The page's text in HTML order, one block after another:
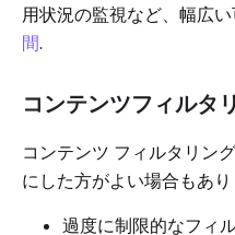
用状況の監視など、幅広
間.
コンテンツフィルタ
コンテンツ フィルタリン
にした方がよい場合もあり
過度に制限的なフィ